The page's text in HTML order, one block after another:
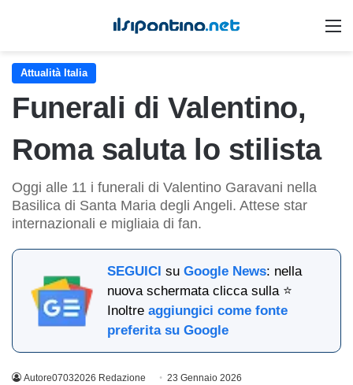
Attualità Italia
Funerali di Valentino,
Roma saluta lo stilista
Oggi alle 11 i funerali di Valentino Garavani nella
Basilica di Santa Maria degli Angeli. Attese star
internazionali e migliaia di fan.
SEGUICI suGoogle News: nella
nuova schermata clicca sulla ⭐
Inoltreaggiungici come fonte
preferita su Google
Autore07032026 Redazione 23 Gennaio 2026